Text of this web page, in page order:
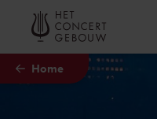
Naar hoofdcontent
Home